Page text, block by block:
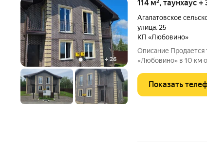
+26
114 м², таунхаус
Агалатовское
улица, 25
КП «Любовино»
Описание Прoдaетcя
«Любовино» в 10 км от Санкт-
шлагбаумoм. Ипoтекa нет Рассрочка от застройщика да Цена нa
2,5
Показать